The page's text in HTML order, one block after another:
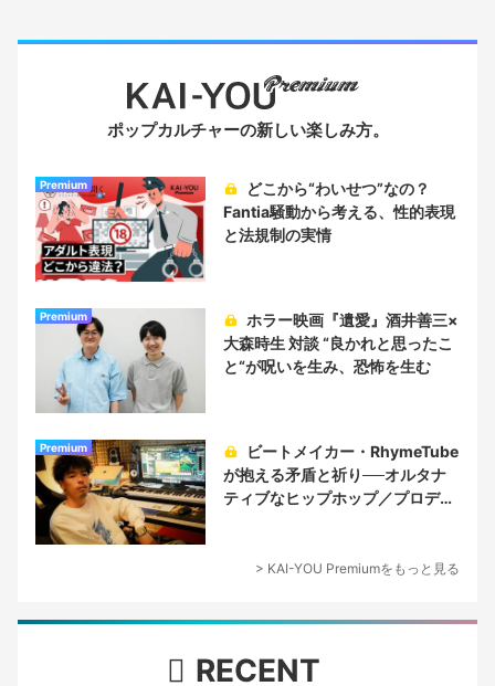
ポップカルチャーの新しい楽しみ方。
Premium
Fantia騒動から考える、性的表現
と法規制の実情
Premium
大森時生 対談 “良かれと思ったこ
と“が呪いを生み、恐怖を生む
Premium
が抱える矛盾と祈り──オルタナ
ティブなヒップホップ／プロデュ
> KAI-YOU Premiumをもっと見る
RECENT